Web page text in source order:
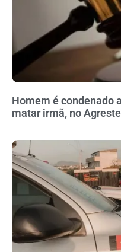
Homem é condenado
matar irmã, no